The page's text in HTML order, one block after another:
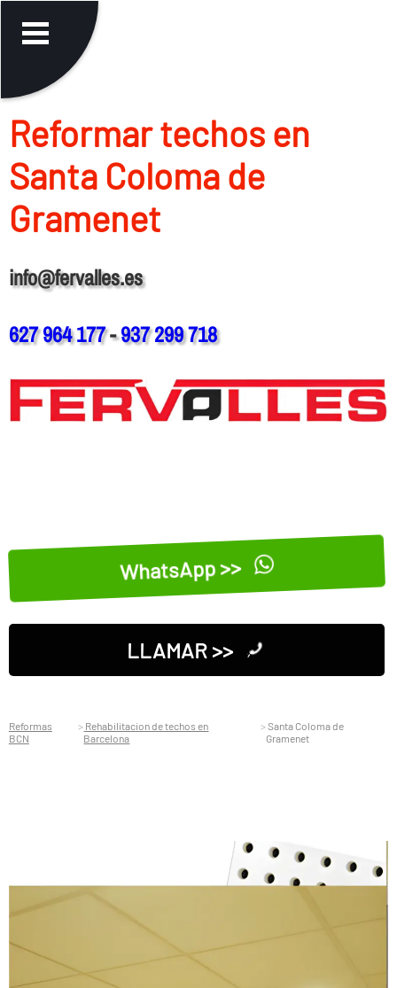
Reformar techos en
Santa Coloma de
Gramenet
info@fervalles.es
627 964 177-937 299 718
WhatsApp >>
LLAMAR >>
Reformas
BCN
Rehabilitacion de techos en
Barcelona
Santa Coloma de
Gramenet